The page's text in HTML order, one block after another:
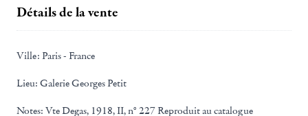
Détails de la vente
Ville: Paris - France
Lieu: Galerie Georges Petit
Notes: Vte Degas, 1918, II, n° 227 Reproduit au catalogue